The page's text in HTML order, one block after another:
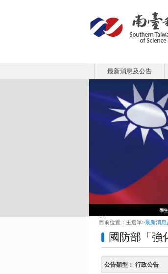
最新消息及公告
:::
目前位置： 主選單>最新消息
國防部「強
公告類型： 行政公告